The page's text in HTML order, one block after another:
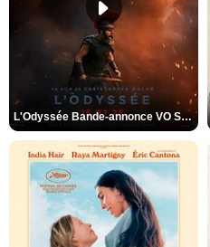
L'Odyssée Bande-annonce VO STFR